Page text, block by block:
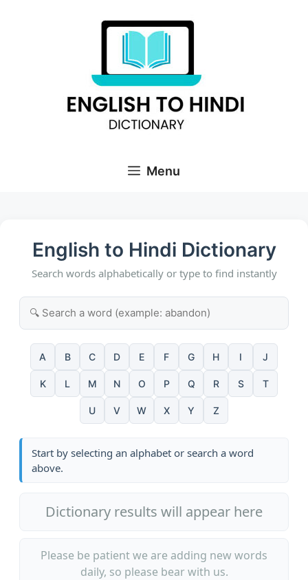
Menu
English to Hindi Dictionary
Search words alphabetically or type to find instantly
A B C D E F G H I J
K L M N O P Q R S T
U V W X Y Z
Start by selecting an alphabet or search a word
above.
Dictionary results will appear here
Please be patient we are adding new words
daily, so please bear with us.